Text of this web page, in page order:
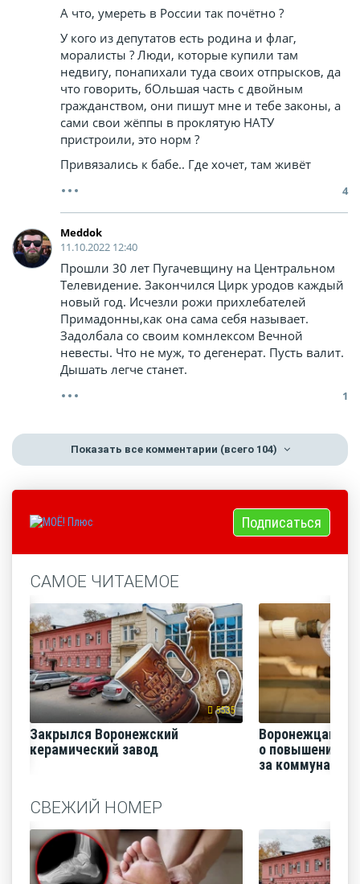
А что, умереть в России так почётно ?
У кого из депутатов есть родина и флаг,
моралисты ? Люди, которые купили там
недвигу, понапихали туда своих отпрысков, да
что говорить, бОльшая часть с двойным
гражданством, они пишут мне и тебе законы, а
сами свои жёппы в проклятую НАТУ
пристроили, это норм ?
Привязались к бабе.. Где хочет, там живёт
4
Meddok
11.10.2022 12:40
Прошли 30 лет Пугачевщину на Центральном
Телевидение. Закончился Цирк уродов каждый
новый год. Исчезли рожи прихлебателей
Примадонны,как она сама себя называет.
Задолбала со своим комнлексом Вечной
невесты. Что не муж, то дегенерат. Пусть валит.
Дышать легче станет.
1
Показать все комментарии (всего 104)
Подписаться
САМОЕ ЧИТАЕМОЕ
5535
Закрылся Воронежский
керамический завод
Воронежцам
о повышении
за
СВЕЖИЙ НОМЕР